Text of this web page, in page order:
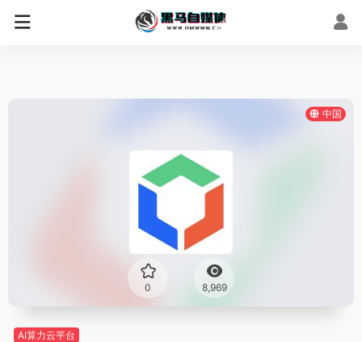
中国
0 8,969
AI算力云平台